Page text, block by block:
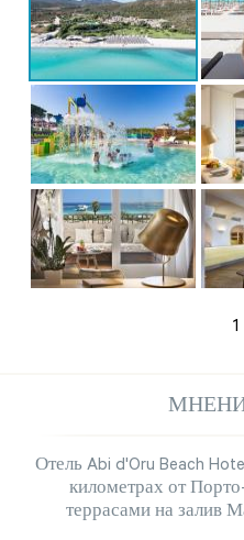
1
Отель Abi d'Oru Beach
километрах от
террасами на залив